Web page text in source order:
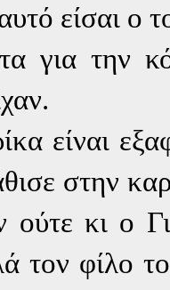
είσαι ο
για την
είναι
στην
κι ο
τον φίλο